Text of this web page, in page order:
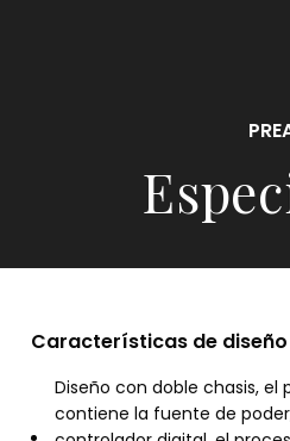
Características de diseño
Diseño con doble chasis, el
contiene la fuente de